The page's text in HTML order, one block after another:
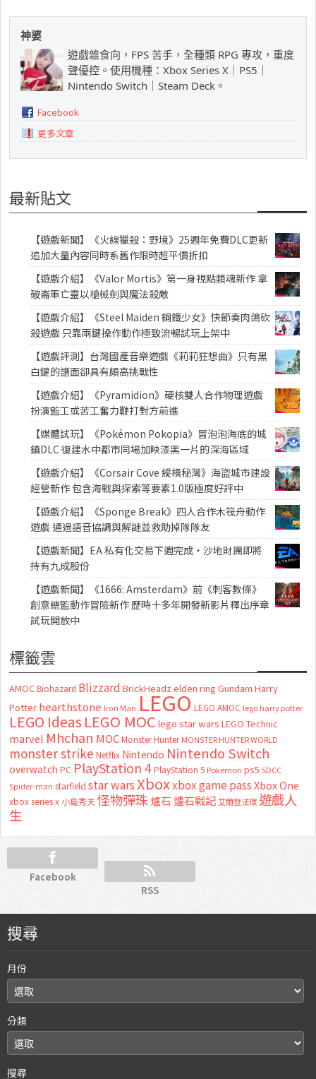
神婆
遊戲雜食向，FPS 苦手，全種類 RPG 專攻，重度
聲優控。使用機種：Xbox Series X｜PS5｜
Nintendo Switch｜Steam Deck。
Facebook
更多文章
最新貼文
【遊戲新聞】《火線獵殺：野境》25週年免費DLC更新
追加大量內容同時系舊作限時超平價折扣
【遊戲介紹】《Valor Mortis》第一身視點類魂新作 拿
破崙軍亡靈以槍械劍與魔法殺敵
【遊戲介紹】《Steel Maiden 鋼鐵少女》快節奏肉鴿砍
殺遊戲 只靠兩鍵操作動作極致流暢試玩上架中
【遊戲評測】台灣國產音樂遊戲《莉莉狂想曲》只有黑
白鍵的譜面卻具有頗高挑戰性
【遊戲介紹】《Pyramidion》硬核雙人合作物理遊戲
扮演監工或苦工奮力鞭打對方前進
【媒體試玩】《Pokémon Pokopia》冒泡泡海底的城
鎮DLC 復建水中都市同場加映漆黑一片的深海區域
【遊戲介紹】《Corsair Cove 縱橫秘灣》海盜城市建設
經營新作 包含海戰與探索等要素1.0版極度好評中
【遊戲介紹】《Sponge Break》四人合作木筏舟動作
遊戲 通過語音協調與解謎並救助掉隊隊友
【遊戲新聞】EA 私有化交易下週完成・沙地財團即將
持有九成股份
【遊戲新聞】《1666: Amsterdam》前《刺客教條》
創意總監動作冒險新作 歷時十多年開發新影片釋出序章
試玩開放中
標籤雲
AMOC Biohazard Blizzard BrickHeadz elden ring Gundam Harry
Potter hearthstone Iron Man LEGO LEGO AMOC lego harry potter
LEGO Ideas LEGO MOC lego star wars LEGO Technic
marvel Mhchan MOC Monster Hunter MONSTER HUNTER WORLD
monster strike Netflix Nintendo Nintendo Switch
overwatch PC PlayStation 4 PlayStation 5 Pokemon ps5 SDCC
Spider-man starfield star warsXboxxbox game passXbox One
xbox series x 小島秀夫怪物彈珠 爐石 爐石戰記艾爾登法環 遊戲人
生
Facebook
RSS
搜尋
月份
分類
搜尋